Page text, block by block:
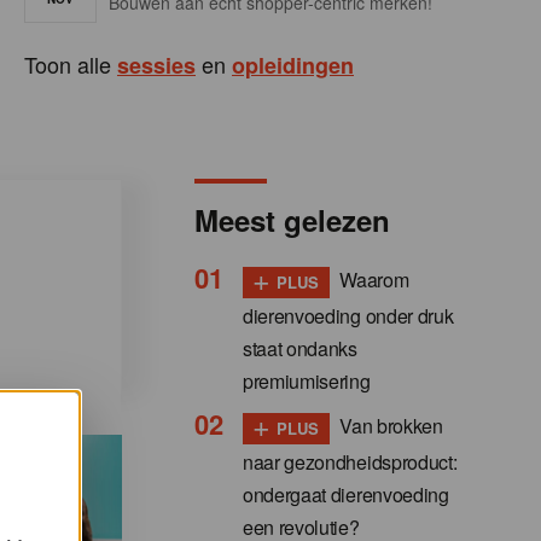
Toon allesessiesen opleidingen
Meest gelezen
+ PLUS
Waarom
dierenvoeding onder druk
staat ondanks
premiumisering
+ PLUS
Van brokken
naar gezondheidsproduct:
ondergaat dierenvoeding
een revolutie?